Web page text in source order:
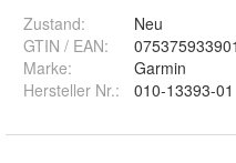
Zustand:
Neu
GTIN / EAN:
Marke:
Garmin
Hersteller Nr.:
010-13393-01